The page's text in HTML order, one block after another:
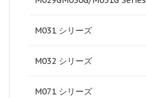
M031 シリーズ
M032 シリーズ
M071 シリーズ